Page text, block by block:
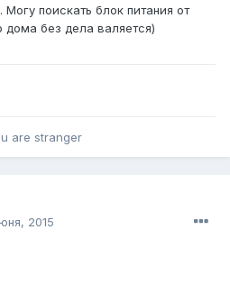
поискать блок питания от
дома без дела валяется)
are stranger
2015